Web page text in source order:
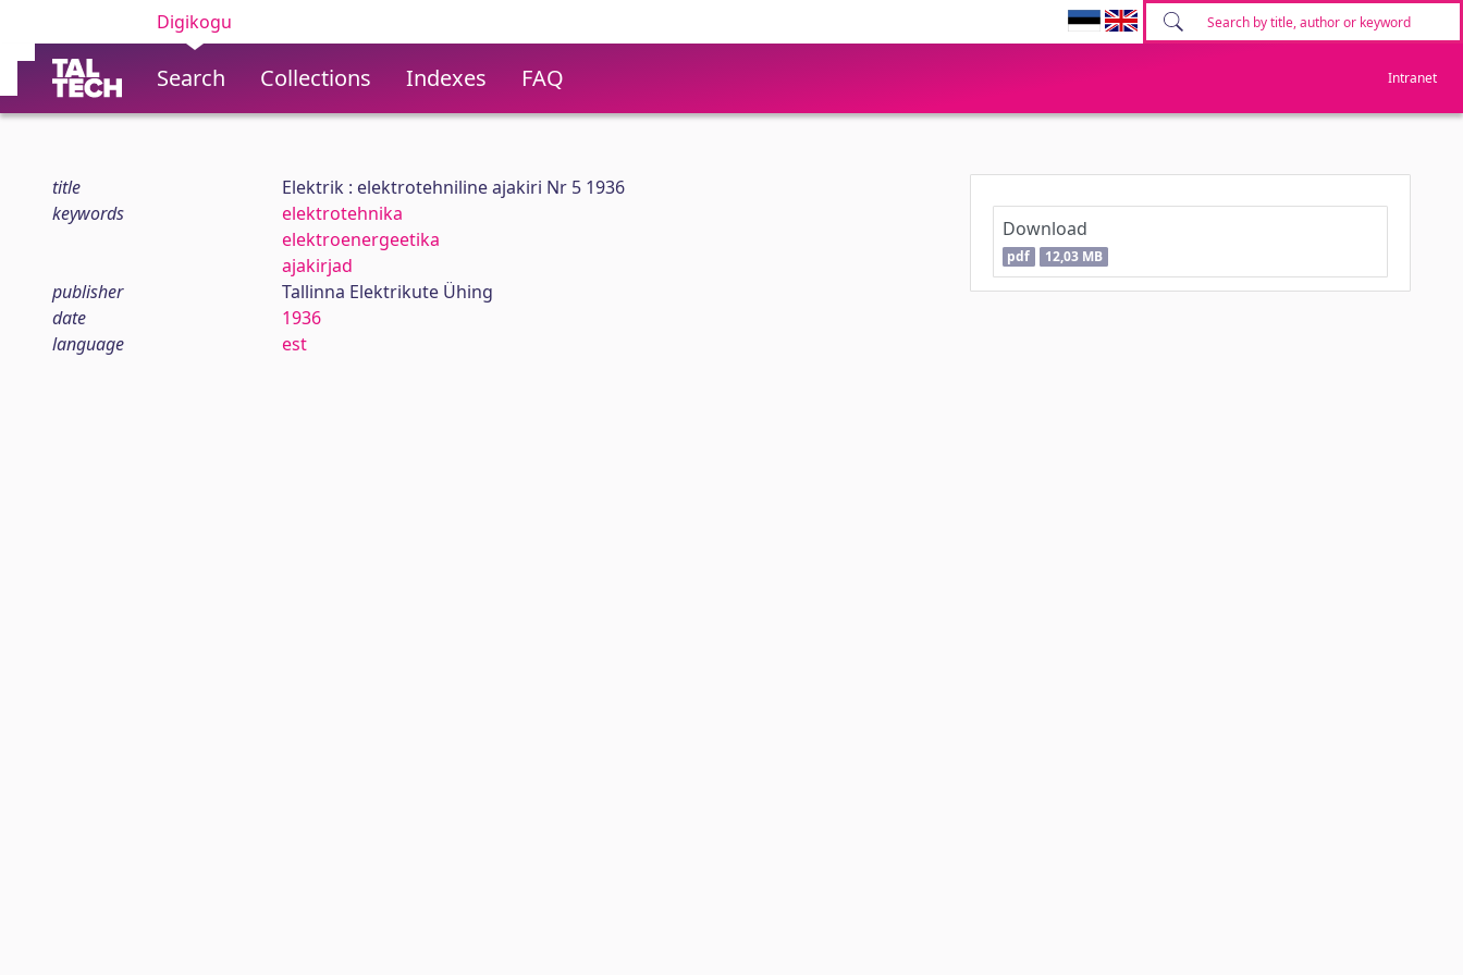
Digikogu
Search Collections Indexes FAQ Intranet
title
Elektrik : elektrotehniline ajakiri Nr 5 1936
keywords
elektrotehnika
elektroenergeetika
ajakirjad
publisher
Tallinna Elektrikute Ühing
date
1936
language
est
Download
pdf 12,03 MB